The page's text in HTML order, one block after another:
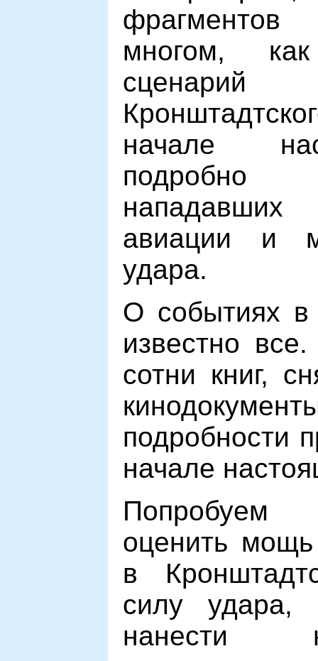
многом,
начале
авиации и
удара.
О событиях
известно
сотни книг,
подробности
начале
оценить
в
силу удара,
нанести